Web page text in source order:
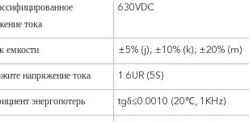
тока
630VDC
емкости ±5% (j); ±10% (k); ±20% (m)
напряжение тока 1.6UR (5S)
энергопотерь tgδ≤0.0010 (20℃, 1KHz)